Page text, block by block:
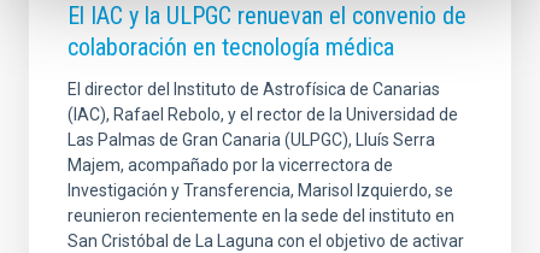
El IAC y la ULPGC renuevan el convenio de
colaboración en tecnología médica
El director del Instituto de Astrofísica de Canarias
(IAC), Rafael Rebolo, y el rector de la Universidad de
Las Palmas de Gran Canaria (ULPGC), Lluís Serra
Majem, acompañado por la vicerrectora de
Investigación y Transferencia, Marisol Izquierdo, se
reunieron recientemente en la sede del instituto en
San Cristóbal de La Laguna con el objetivo de activar